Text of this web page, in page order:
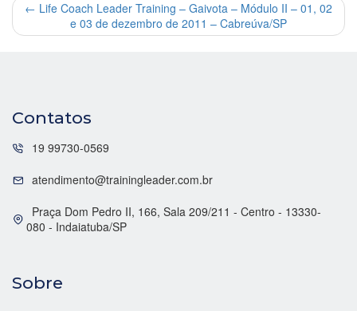
← Life Coach Leader Training – Gaivota – Módulo II – 01, 02
e 03 de dezembro de 2011 – Cabreúva/SP
Contatos
19 99730-0569
atendimento@trainingleader.com.br
Praça Dom Pedro II, 166, Sala 209/211 - Centro - 13330-
080 - Indaiatuba/SP
Sobre